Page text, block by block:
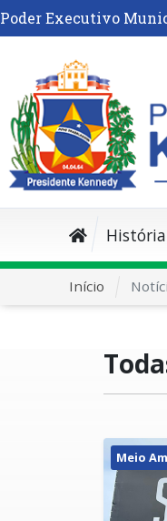
Poder Executivo
História
Início
Meio